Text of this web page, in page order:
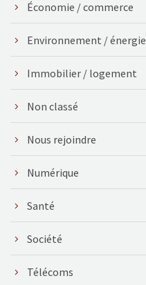
Économie / commerce
Environnement / énergie
Immobilier / logement
Non classé
Nous rejoindre
Numérique
Santé
Société
Télécoms